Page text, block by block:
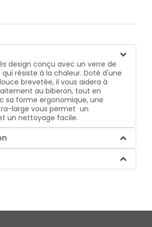
design conçu avec un verre de
résiste à la chaleur. Doté d'une
brevetée, il vous aidera à
au biberon, tout en
sa forme ergonomique, une
large vous permet un
un nettoyage facile.